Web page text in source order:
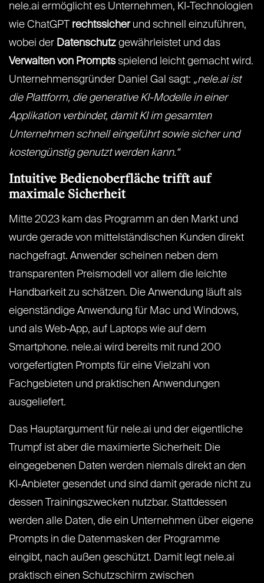
nele.ai ermöglicht es Unternehmen, KI-Technologien
wie ChatGPT rechtssicherund schnell einzuführen,
wobei der Datenschutz gewährleistet und das
Verwalten von Promptsspielend leicht gemacht wird.
Unternehmensgründer Daniel Gal sagt: „nele.ai ist
die Plattform, die generative KI-Modelle in einer
Applikation verbindet, damit KI im gesamten
Unternehmen schnell eingeführt sowie sicher und
kostengünstig genutzt werden kann.“
Intuitive Bedienoberfläche trifft auf
maximale Sicherheit
Mitte 2023 kam das Programm an den Markt und
wurde gerade von mittelständischen Kunden direkt
nachgefragt. Anwender scheinen neben dem
transparenten Preismodell vor allem die leichte
Handbarkeit zu schätzen. Die Anwendung läuft als
eigenständige Anwendung für Mac und Windows,
und als Web-App, auf Laptops wie auf dem
Smartphone. nele.ai wird bereits mit rund 200
vorgefertigten Prompts für eine Vielzahl von
Fachgebieten und praktischen Anwendungen
ausgeliefert.
Das Hauptargument für nele.ai und der eigentliche
Trumpf ist aber die maximierte Sicherheit: Die
eingegebenen Daten werden niemals direkt an den
KI-Anbieter gesendet und sind damit gerade nicht zu
dessen Trainingszwecken nutzbar. Stattdessen
werden alle Daten, die ein Unternehmen über eigene
Prompts in die Datenmasken der Programme
eingibt, nach außen geschützt. Damit legt nele.ai
praktisch einen Schutzschirm zwischen